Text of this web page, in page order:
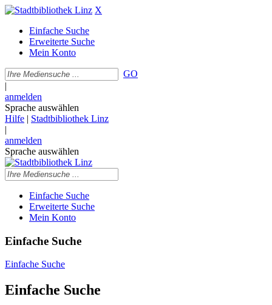
X
Einfache Suche
Erweiterte Suche
Mein Konto
GO
|
anmelden
Sprache auswählen
Hilfe | Stadtbibliothek Linz
|
anmelden
Sprache auswählen
Einfache Suche
Erweiterte Suche
Mein Konto
Einfache Suche
Einfache Suche
Einfache Suche